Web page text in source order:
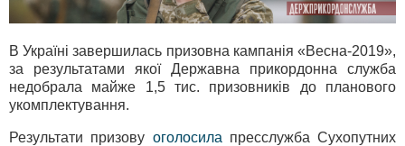
В Україні завершилась призовна кампанія «Весна-2019»,
за результатами якої Державна прикордонна служба
недобрала майже 1,5 тис. призовників до планового
укомплектування.
Результати призову оголосила пресслужба Сухопутних